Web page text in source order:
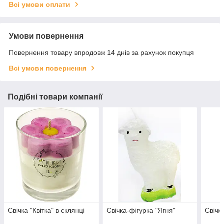
Всі умови оплати
Умови повернення
Повернення товару впродовж 14 днів за рахунок покупця
Всі умови повернення
Подібні товари компанії
Свічка "Квітка" в склянці Свічка-фігурка "Ягня"